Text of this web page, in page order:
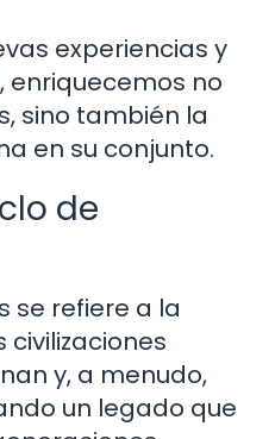
experiencias y
no
sino también la
en su conjunto.
de
se refiere a la
y, a menudo,
un legado que